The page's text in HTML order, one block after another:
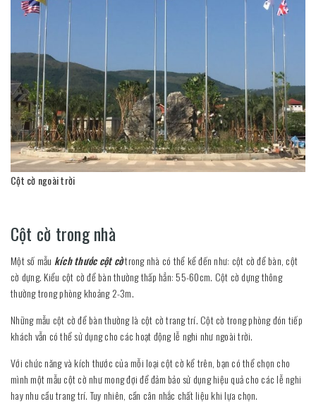
Cột cờ ngoài trời
Cột cờ trong nhà
Một số mẫu kích thước cột cờtrong nhà có thể kể đến như: cột cờ để bàn, cột
cờ dựng. Kiểu cột cờ để bàn thường thấp hẳn: 55-60cm. Cột cờ dựng thông
thường trong phòng khoảng 2-3m.
Những mẫu cột cờ để bàn thường là cột cờ trang trí. Cột cờ trong phòng đón tiếp
khách vẫn có thể sử dụng cho các hoạt động lễ nghi như ngoài trời.
Với chức năng và kích thước của mỗi loại cột cờ kể trên, bạn có thể chọn cho
mình một mẫu cột cờ như mong đợi để đảm bảo sử dụng hiệu quả cho các lễ nghi
hay nhu cầu trang trí. Tuy nhiên, cần cân nhắc chất liệu khi lựa chọn.